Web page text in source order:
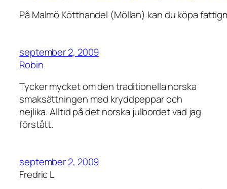
På Malmö Kötthandel (Möllan) kan du köpa
september 2, 2009
Robin
Tycker mycket om den traditionella norska
smaksättningen med kryddpeppar och
nejlika. Alltid på det norska julbordet vad jag
förstått.
september 2, 2009
Fredric L